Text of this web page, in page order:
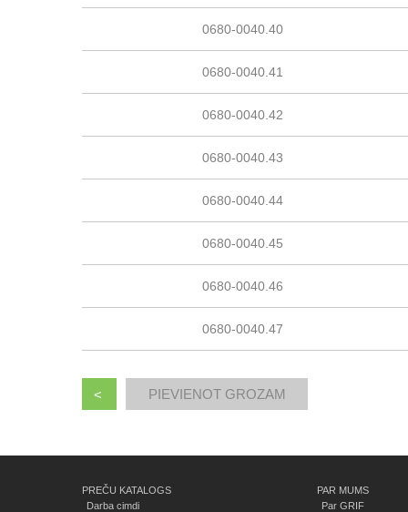
0680-0040.40
0680-0040.41
0680-0040.42
0680-0040.43
0680-0040.44
0680-0040.45
0680-0040.46
0680-0040.47
<
PREČU KATALOGS
Darba cimdi
PAR MUMS
Par GRIF